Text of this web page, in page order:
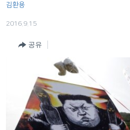
인
라디오
프로그램
주파수 안내
언어 선택
김환용
2016.9.15
공유